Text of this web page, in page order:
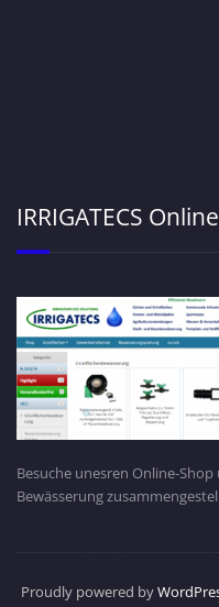
IRRIGATECS
Besuche unesren Online-
Bewässerung
Proudly powered by